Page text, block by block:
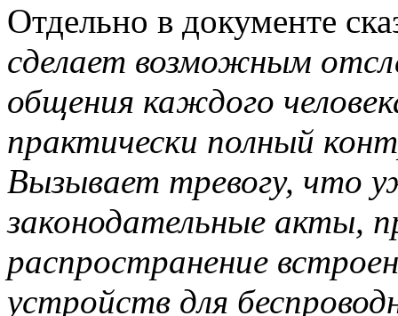
Отдельно в документе
сделает возможным
общения каждого
практически полный
Вызывает тревогу, что
законодательные акты,
распространение
устройств для